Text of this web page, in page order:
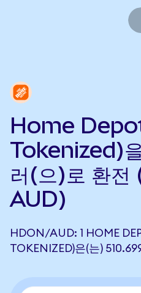
Home
Tokenized)
러(으)로 환
AUD)
HDON/AUD: 1 HOME
TOKENIZED)은(는)